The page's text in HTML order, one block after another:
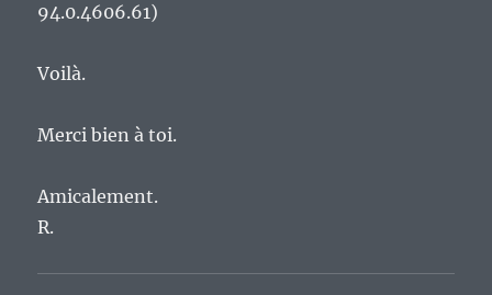
94.0.4606.61)
Voilà.
Merci bien à toi.
Amicalement.
R.